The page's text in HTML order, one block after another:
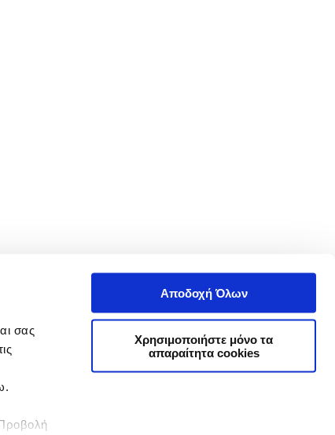
σας
Αποδοχή Όλων
Χρησιμοποιήστε μόνο τα
απαραίτητα cookies